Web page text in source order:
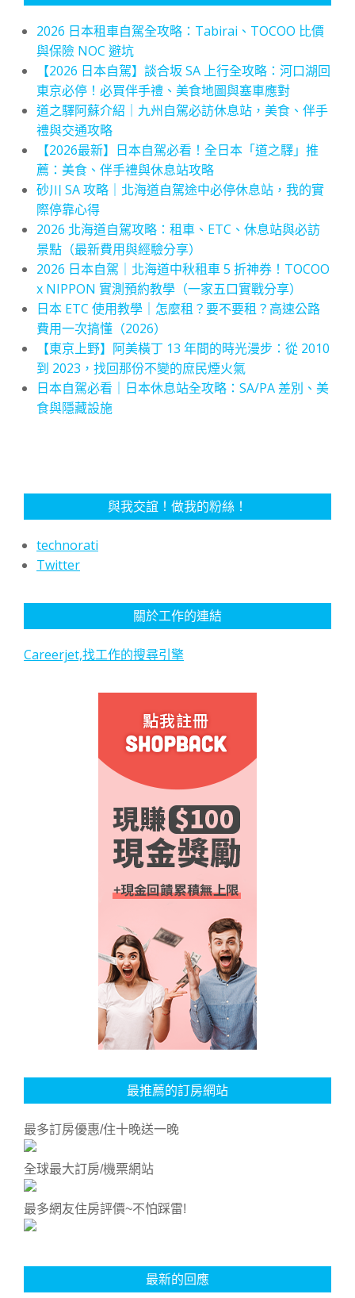
2026 日本租車自駕全攻略：Tabirai、TOCOO 比價
與保險 NOC 避坑
【2026 日本自駕】談合坂 SA 上行全攻略：河口湖回
東京必停！必買伴手禮、美食地圖與塞車應對
道之驛阿蘇介紹｜九州自駕必訪休息站，美食、伴手
禮與交通攻略
【2026最新】日本自駕必看！全日本「道之驛」推
薦：美食、伴手禮與休息站攻略
砂川 SA 攻略｜北海道自駕途中必停休息站，我的實
際停靠心得
2026 北海道自駕攻略：租車、ETC、休息站與必訪
景點（最新費用與經驗分享）
2026 日本自駕｜北海道中秋租車 5 折神券！TOCOO
x NIPPON 實測預約教學（一家五口實戰分享）
日本 ETC 使用教學｜怎麼租？要不要租？高速公路
費用一次搞懂（2026）
【東京上野】阿美橫丁 13 年間的時光漫步：從 2010
到 2023，找回那份不變的庶民煙火氣
日本自駕必看｜日本休息站全攻略：SA/PA 差別、美
食與隱藏設施
與我交誼！做我的粉絲！
technorati
Twitter
關於工作的連結
Careerjet,找工作的搜尋引擎
最推薦的訂房網站
最多訂房優惠/住十晚送一晚
全球最大訂房/機票網站
最多網友住房評價~不怕踩雷!
最新的回應